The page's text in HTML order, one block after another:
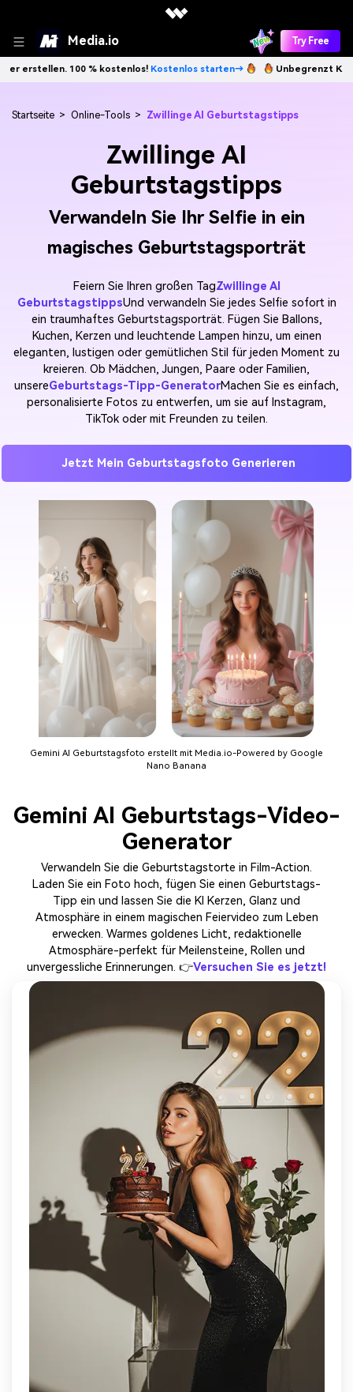
Media.io Try Free
100 % kostenlos! Kostenlos starten→ Unbegrenzt KI-Bilder
Startseite > Online-Tools > Zwillinge AI Geburtstagstipps
Zwillinge AI
Geburtstagstipps
Verwandeln Sie Ihr Selfie in ein
magisches Geburtstagsporträt
Feiern Sie Ihren großen TagZwillinge AI
GeburtstagstippsUnd verwandeln Sie jedes Selfie sofort in
ein traumhaftes Geburtstagsporträt. Fügen Sie Ballons,
Kuchen, Kerzen und leuchtende Lampen hinzu, um einen
eleganten, lustigen oder gemütlichen Stil für jeden Moment zu
kreieren. Ob Mädchen, Jungen, Paare oder Familien,
unsereGeburtstags-Tipp-GeneratorMachen Sie es einfach,
personalisierte Fotos zu entwerfen, um sie auf Instagram,
TikTok oder mit Freunden zu teilen.
Jetzt Mein Geburtstagsfoto Generieren
Gemini AI Geburtstagsfoto erstellt mit Media.io-Powered by Google
Nano Banana
Gemini AI Geburtstags-Video-
Generator
Verwandeln Sie die Geburtstagstorte in Film-Action.
Laden Sie ein Foto hoch, fügen Sie einen Geburtstags-
Tipp ein und lassen Sie die KI Kerzen, Glanz und
Atmosphäre in einem magischen Feiervideo zum Leben
erwecken. Warmes goldenes Licht, redaktionelle
Atmosphäre-perfekt für Meilensteine, Rollen und
unvergessliche Erinnerungen. 👉Versuchen Sie es jetzt!